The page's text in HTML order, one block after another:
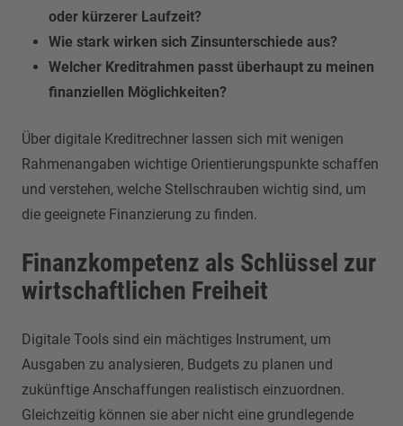
oder kürzerer Laufzeit?
Wie stark wirken sich Zinsunterschiede aus?
Welcher Kreditrahmen passt überhaupt zu meinen
finanziellen Möglichkeiten?
Über digitale Kreditrechner lassen sich mit wenigen
Rahmenangaben wichtige Orientierungspunkte schaffen
und verstehen, welche Stellschrauben wichtig sind, um
die geeignete Finanzierung zu finden.
Finanzkompetenz als Schlüssel zur
wirtschaftlichen Freiheit
Digitale Tools sind ein mächtiges Instrument, um
Ausgaben zu analysieren, Budgets zu planen und
zukünftige Anschaffungen realistisch einzuordnen.
Gleichzeitig können sie aber nicht eine grundlegende